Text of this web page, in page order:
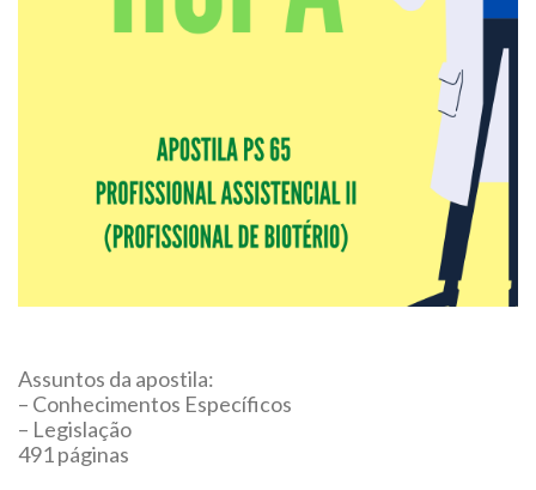
Assuntos da apostila:
– Conhecimentos Específicos
– Legislação
491 páginas